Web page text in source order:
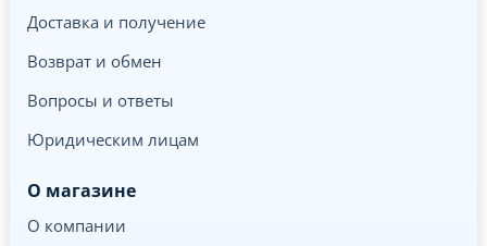
Доставка и получение
Возврат и обмен
Вопросы и ответы
Юридическим лицам
О магазине
О компании